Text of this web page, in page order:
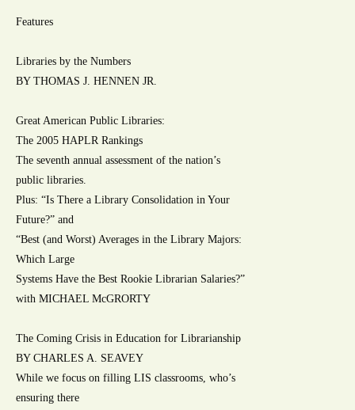
Features
Libraries by the Numbers
BY THOMAS J. HENNEN JR.
Great American Public Libraries:
The 2005 HAPLR Rankings
The seventh annual assessment of the nation’s
public libraries.
Plus: “Is There a Library Consolidation in Your
Future?” and
“Best (and Worst) Averages in the Library Majors:
Which Large
Systems Have the Best Rookie Librarian Salaries?”
with MICHAEL McGRORTY
The Coming Crisis in Education for Librarianship
BY CHARLES A. SEAVEY
While we focus on filling LIS classrooms, who’s
ensuring there